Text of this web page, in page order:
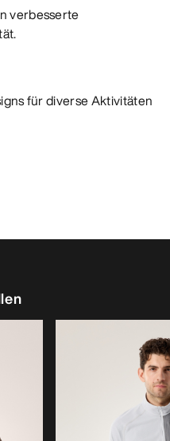
verbesserte
für diverse Aktivitäten